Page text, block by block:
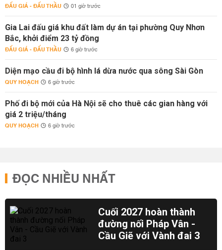
ĐẤU GIÁ - ĐẤU THẦU 01 giờ trước
Gia Lai đấu giá khu đất làm dự án tại phường Quy Nhơn
Bắc, khởi điểm 23 tỷ đồng
ĐẤU GIÁ - ĐẤU THẦU 6 giờ trước
Diện mạo cầu đi bộ hình lá dừa nước qua sông Sài Gòn
QUY HOẠCH 6 giờ trước
Phố đi bộ mới của Hà Nội sẽ cho thuê các gian hàng với
giá 2 triệu/tháng
QUY HOẠCH 6 giờ trước
ĐỌC NHIỀU NHẤT
Cuối 2027 hoàn thành
đường nối Pháp Vân -
Cầu Giẽ với Vành đai 3